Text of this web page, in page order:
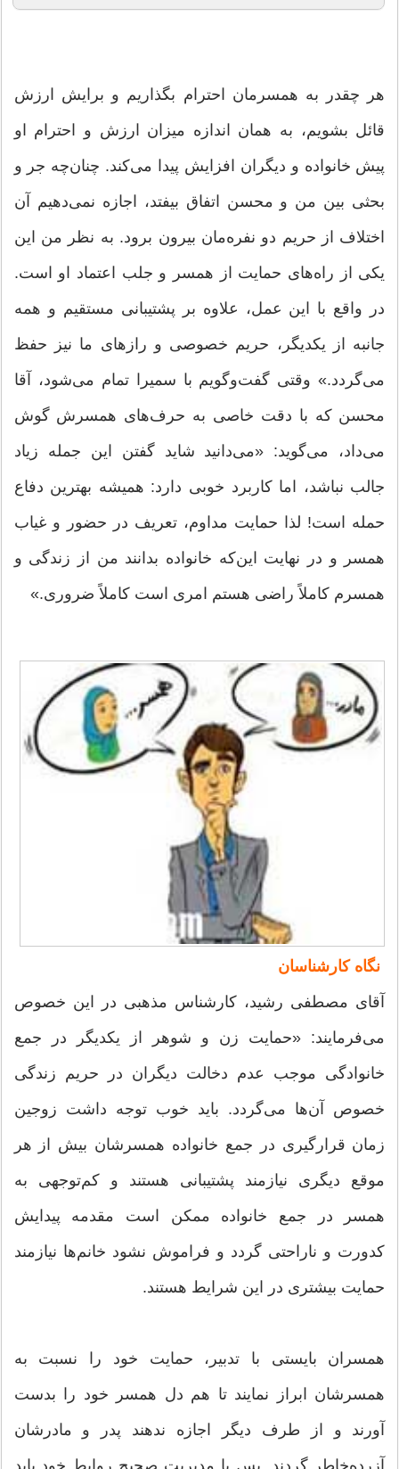
هر چقدر به همسرمان احترام بگذاریم و برایش ارزش
قائل بشویم، به همان اندازه میزان ارزش و احترام او
پیش خانواده و دیگران افزایش پیدا می‌کند. چنان‌‌چه جر و
بحثی بین من و محسن اتفاق بیفتد، اجازه نمی‌دهیم آن
اختلاف از حریم دو نفره‌مان بیرون برود. به نظر من این
یکی از راه‌های حمایت از همسر و جلب اعتماد او است.
در واقع با این عمل، علاوه بر پشتیبانی مستقیم و همه
جانبه از یکدیگر، حریم خصوصی و رازهای ما نیز حفظ
می‌گردد.» وقتی گفت‌و‌گویم با سمیرا تمام می‌شود، آقا
محسن که با دقت خاصی به حرف‌‌های همسرش گوش
می‌داد، می‌گوید: «می‌دانید شاید گفتن این جمله زیاد
جالب نباشد، اما کاربرد خوبی دارد: همیشه بهترین دفاع
حمله است! لذا حمایت مداوم، تعریف در حضور و غیاب
همسر و در نهایت این‌که خانواده بدانند من از زندگی و
همسرم کاملاً راضی هستم امری است کاملاً ضروری.»
نگاه کارشناسان
آقای مصطفی رشید، کارشناس مذهبی در این خصوص
می‌فرمایند: «‌حمایت زن و شوهر از یکدیگر در جمع
خانوادگی موجب عدم دخالت دیگران در حریم زندگی
خصوص آن‌ها می‌گردد. باید خوب توجه داشت زوجین
زمان قرارگیری در جمع خانواده همسرشان بیش از هر
موقع دیگری نیازمند پشتیبانی هستند و کم‌توجهی به
همسر در جمع خانواده ممکن است مقدمه پیدایش
کدورت و ناراحتی گردد و فراموش نشود خانم‌ها نیازمند
حمایت بیشتری در این شرایط هستند.
همسران بایستی با تدبیر، حمایت خود را نسبت به
همسرشان ابراز نمایند تا هم دل همسر خود را بدست
آورند و از طرف دیگر اجازه ندهند پدر و مادرشان
آزرده‌خاطر گردند. پس با مدیریت صحیح روابط خود باید